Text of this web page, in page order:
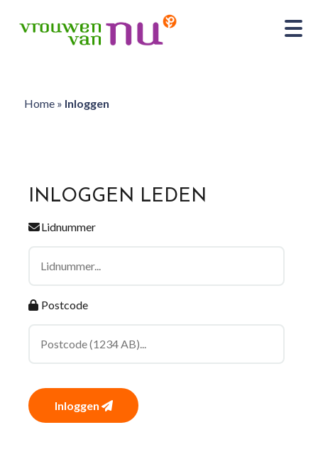
Home» Inloggen
INLOGGEN LEDEN
Lidnummer
Postcode
Inloggen